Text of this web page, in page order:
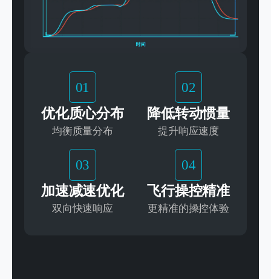
01
优化质心分布
均衡质量分布
02
降低转动惯量
提升响应速度
03
加速减速优化
双向快速响应
04
飞行操控精准
更精准的操控体验